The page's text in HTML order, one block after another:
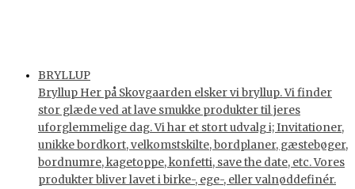
BRYLLUP
Bryllup Her på Skovgaarden elsker vi bryllup. Vi finder
stor glæde ved at lave smukke produkter til jeres
uforglemmelige dag. Vi har et stort udvalg i; Invitationer,
unikke bordkort, velkomstskilte, bordplaner, gæstebøger,
bordnumre, kagetoppe, konfetti, save the date, etc. Vores
produkter bliver lavet i birke-, ege-, eller valnøddefinér.